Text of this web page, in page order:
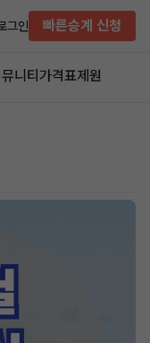
그인 빠른승계 신청
니티 가격표제원